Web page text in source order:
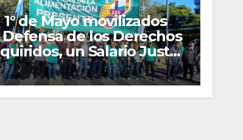
1° de Mayo movilizados
de los Derechos
un Salario Justo
Organizaciones